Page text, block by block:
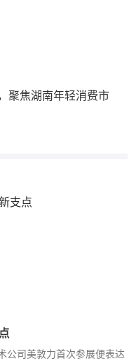
聚焦湖南年轻消费市
公司美敦力首次参展便表达